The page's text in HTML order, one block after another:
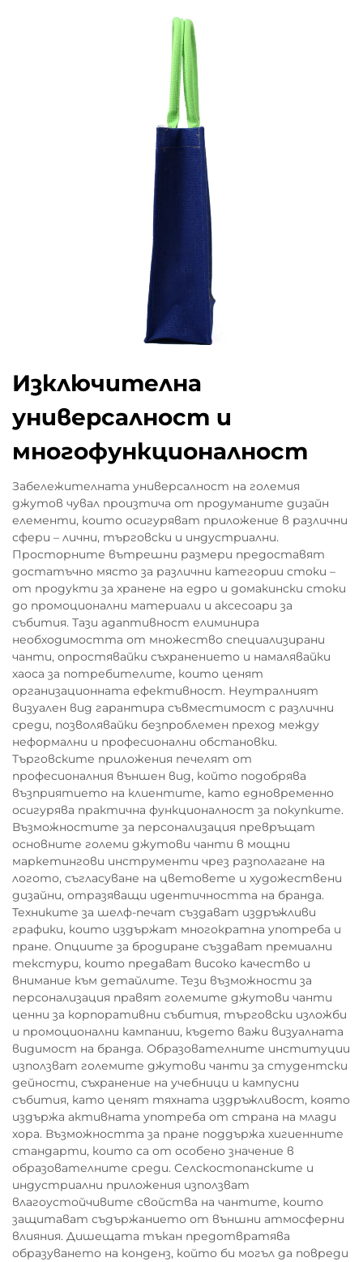
Изключителна
универсалност и
многофункционалност
Забележителната универсалност на големия
джутов чувал произтича от продуманите дизайн
елементи, които осигуряват приложение в различни
сфери – лични, търговски и индустриални.
Просторните вътрешни размери предоставят
достатъчно място за различни категории стоки –
от продукти за хранене на едро и домакински стоки
до промоционални материали и аксесоари за
събития. Тази адаптивност елиминира
необходимостта от множество специализирани
чанти, опростявайки съхранението и намалявайки
хаоса за потребителите, които ценят
организационната ефективност. Неутралният
визуален вид гарантира съвместимост с различни
среди, позволявайки безпроблемен преход между
неформални и професионални обстановки.
Търговските приложения печелят от
професионалния външен вид, който подобрява
възприятието на клиентите, като едновременно
осигурява практична функционалност за покупките.
Възможностите за персонализация превръщат
основните големи джутови чанти в мощни
маркетингови инструменти чрез разполагане на
логото, съгласуване на цветовете и художествени
дизайни, отразяващи идентичността на бранда.
Техниките за шелф-печат създават издръжливи
графики, които издържат многократна употреба и
пране. Опциите за бродиране създават премиални
текстури, които предават високо качество и
внимание към детайлите. Тези възможности за
персонализация правят големите джутови чанти
ценни за корпоративни събития, търговски изложби
и промоционални кампании, където важи визуалната
видимост на бранда. Образователните институции
използват големите джутови чанти за студентски
дейности, съхранение на учебници и кампусни
събития, като ценят тяхната издръжливост, която
издържа активната употреба от страна на млади
хора. Възможността за пране поддържа хигиенните
стандарти, които са от особено значение в
образователните среди. Селскостопанските и
индустриални приложения използват
влагоустойчивите свойства на чантите, които
защитават съдържанието от външни атмосферни
влияния. Дишещата тъкан предотвратява
образуването на конденз, който би могъл да повреди